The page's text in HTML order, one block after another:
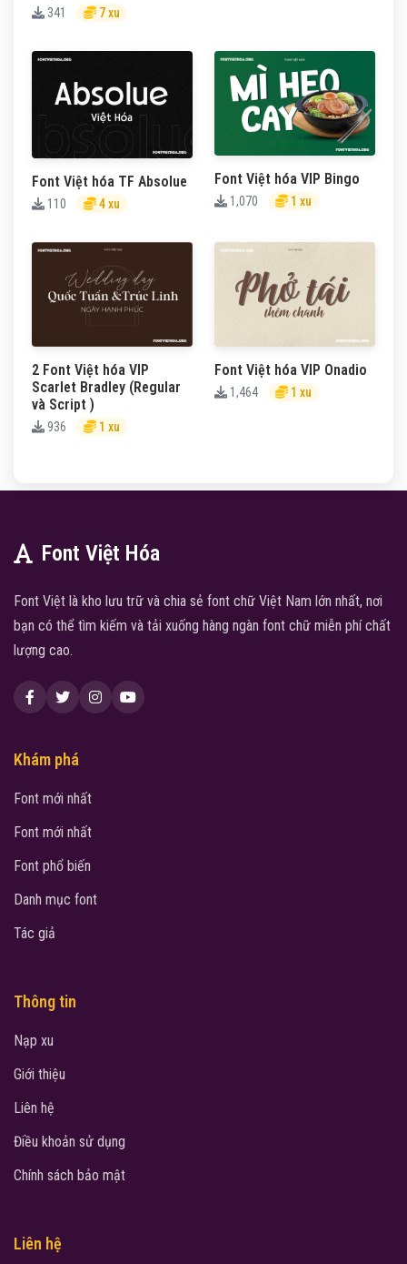
341 7 xu
Font Việt hóa TF Absolue
110 4 xu
Font Việt hóa VIP Bingo
1,070 1 xu
2 Font Việt hóa VIP
Scarlet Bradley (Regular
và Script )
936 1 xu
Font Việt hóa VIP Onadio
1,464 1 xu
Font Việt Hóa
Font Việt là kho lưu trữ và chia sẻ font chữ Việt Nam lớn nhất, nơi
bạn có thể tìm kiếm và tải xuống hàng ngàn font chữ miễn phí chất
lượng cao.
Khám phá
Font mới nhất
Font mới nhất
Font phổ biến
Danh mục font
Tác giả
Thông tin
Nạp xu
Giới thiệu
Liên hệ
Điều khoản sử dụng
Chính sách bảo mật
Liên hệ